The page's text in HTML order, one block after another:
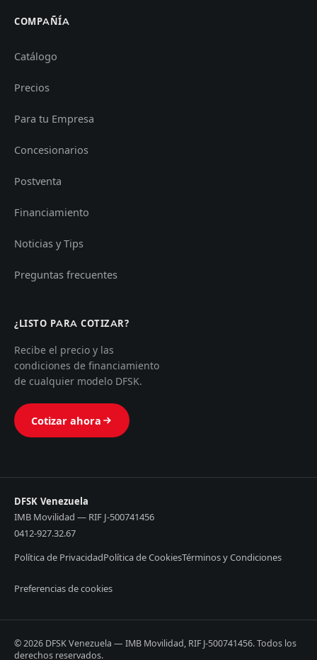
COMPAÑÍA
Catálogo
Precios
Para tu Empresa
Concesionarios
Postventa
Financiamiento
Noticias y Tips
Preguntas frecuentes
¿LISTO PARA COTIZAR?
Recibe el precio y las
condiciones de financiamiento
de cualquier modelo DFSK.
Cotizar ahora
DFSK Venezuela
IMB Movilidad — RIF J-500741456
0412-927.32.67
Política de PrivacidadPolítica de CookiesTérminos y Condiciones
Preferencias de cookies
© 2026 DFSK Venezuela — IMB Movilidad, RIF J-500741456. Todos los
derechos reservados.